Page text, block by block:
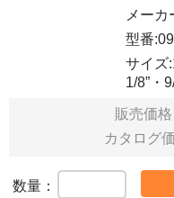
メーカ
型番
サイズ
1/8”・
販売価格
カタログ
数量：